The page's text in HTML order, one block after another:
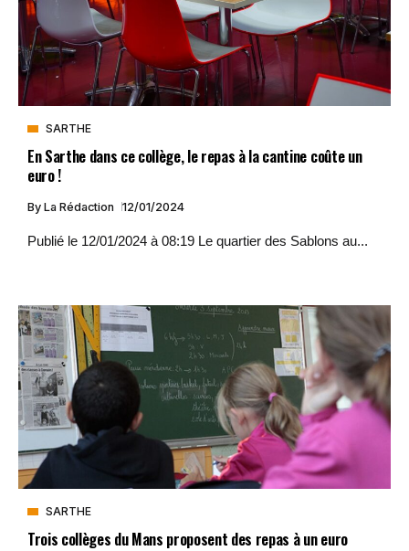
SARTHE
En Sarthe dans ce collège, le repas à la cantine coûte un
euro !
By La Rédaction 12/01/2024
Publié le 12/01/2024 à 08:19 Le quartier des Sablons au...
SARTHE
Trois collèges du Mans proposent des repas à un euro